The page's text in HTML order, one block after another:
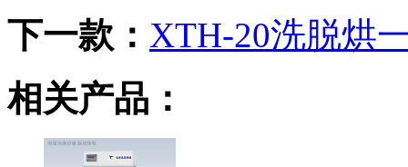
下一款： XTH-20洗脱烘
相关产品：